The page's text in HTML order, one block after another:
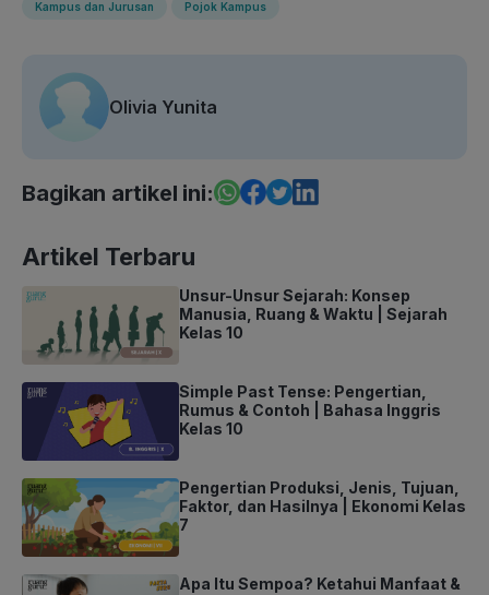
Kampus dan Jurusan Pojok Kampus
Olivia Yunita
Bagikan artikel ini:
Artikel Terbaru
Unsur-Unsur Sejarah: Konsep
Manusia, Ruang & Waktu | Sejarah
Kelas 10
Simple Past Tense: Pengertian,
Rumus & Contoh | Bahasa Inggris
Kelas 10
Pengertian Produksi, Jenis, Tujuan,
Faktor, dan Hasilnya | Ekonomi Kelas
7
Apa Itu Sempoa? Ketahui Manfaat &